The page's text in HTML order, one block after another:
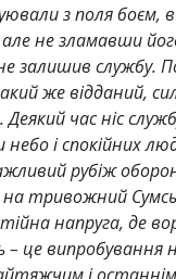
з поля боєм,
не зламавши
залишив службу.
же відданий,
Деякий час ніс
і спокійних
рубіж
на тривожний
напруга, де
– це випробування